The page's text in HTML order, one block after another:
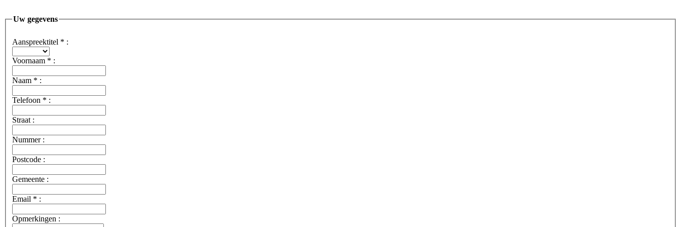
Uw gegevens
Aanspreektitel * :
Voornaam * :
Naam * :
Telefoon * :
Straat :
Nummer :
Postcode :
Gemeente :
Email * :
Opmerkingen :